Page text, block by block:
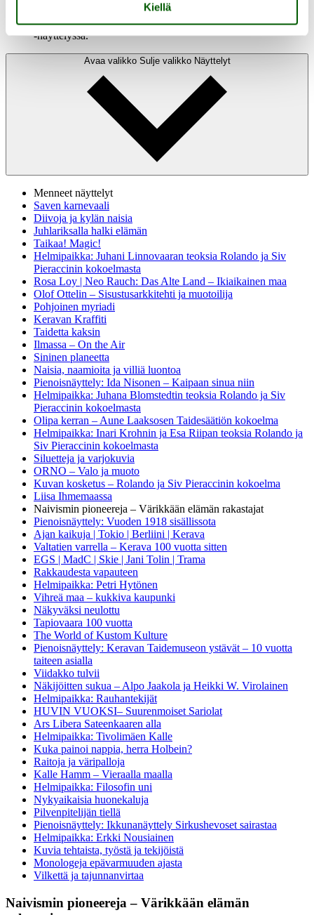
Kiellä
Andreas Alarieston teoksia Värikkään elämän rakastajat
-näyttelyssä.
Avaa valikko Sulje valikko Näyttelyt
Menneet näyttelyt
Saven karnevaali
Diivoja ja kylän naisia
Juhlariksalla halki elämän
Taikaa! Magic!
Helmipaikka: Juhani Linnovaaran teoksia Rolando ja Siv
Pieraccinin kokoelmasta
Rosa Loy | Neo Rauch: Das Alte Land – Ikiaikainen maa
Olof Ottelin – Sisustusarkkitehti ja muotoilija
Pohjoinen myriadi
Keravan Kraffiti
Taidetta kaksin
Ilmassa – On the Air
Sininen planeetta
Naisia, naamioita ja villiä luontoa
Pienoisnäyttely: Ida Nisonen – Kaipaan sinua niin
Helmipaikka: Juhana Blomstedtin teoksia Rolando ja Siv
Pieraccinin kokoelmasta
Olipa kerran – Aune Laaksosen Taidesäätiön kokoelma
Helmipaikka: Inari Krohnin ja Esa Riipan teoksia Rolando ja
Siv Pieraccinin kokoelmasta
Siluetteja ja varjokuvia
ORNO – Valo ja muoto
Kuvan kosketus – Rolando ja Siv Pieraccinin kokoelma
Liisa Ihmemaassa
Naivismin pioneereja – Värikkään elämän rakastajat
Pienoisnäyttely: Vuoden 1918 sisällissota
Ajan kaikuja | Tokio | Berliini | Kerava
Valtatien varrella – Kerava 100 vuotta sitten
EGS | MadC | Skie | Jani Tolin | Trama
Rakkaudesta vapauteen
Helmipaikka: Petri Hytönen
Vihreä maa – kukkiva kaupunki
Näkyväksi neulottu
Tapiovaara 100 vuotta
The World of Kustom Kulture
Pienoisnäyttely: Keravan Taidemuseon ystävät – 10 vuotta
taiteen asialla
Viidakko tulvii
Näkijöitten sukua – Alpo Jaakola ja Heikki W. Virolainen
Helmipaikka: Rauhantekijät
HUVIN VUOKSI– Suurenmoiset Sariolat
Ars Libera Sateenkaaren alla
Helmipaikka: Tivolimäen Kalle
Kuka painoi nappia, herra Holbein?
Raitoja ja väripalloja
Kalle Hamm – Vieraalla maalla
Helmipaikka: Filosofin uni
Nykyaikaisia huonekaluja
Pilvenpitelijän tiellä
Pienoisnäyttely: Ikkunanäyttely Sirkushevoset sairastaa
Helmipaikka: Erkki Nousiainen
Kuvia tehtaista, työstä ja tekijöistä
Monologeja epävarmuuden ajasta
Vilkettä ja tajunnanvirtaa
Naivismin pioneereja – Värikkään elämän